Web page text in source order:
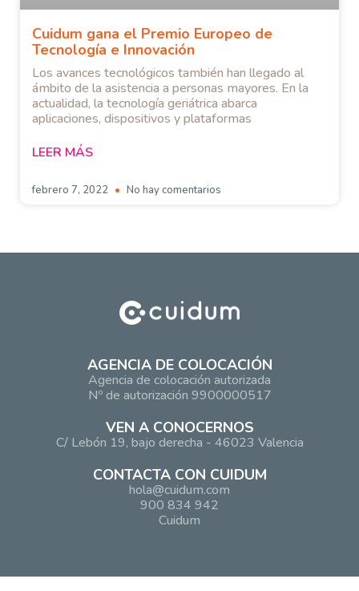
Cuidum gana el Premio Europeo de
Tecnología e Innovación
Los avances tecnológicos también han llegado al
ámbito de la asistencia a personas mayores. En la
actualidad, la tecnología geriátrica abarca
aplicaciones, dispositivos y plataformas
LEER MÁS
febrero 7, 2022 No hay comentarios
AGENCIA DE COLOCACIÓN
Agencia de colocación autorizada
Nº de autorización 9900000517
VEN A CONOCERNOS
C/ Lebón 19, bajo derecha - 46023 Valencia
CONTACTA CON CUIDUM
hola@cuidum.com
900 834 942
Cuidum